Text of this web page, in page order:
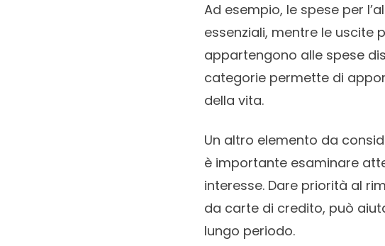
Ad esempio, le spese per
essenziali, mentre le uscite
appartengono alle spese
categorie permette di
della vita.
Un altro elemento da
è importante esaminare
interesse. Dare priorità al
da carte di credito, può
lungo periodo.